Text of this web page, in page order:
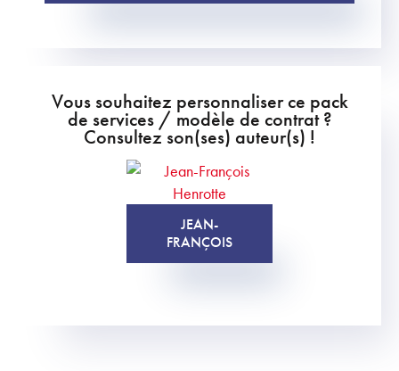
Vous souhaitez personnaliser ce pack
de services / modèle de contrat ?
Consultez son(ses) auteur(s) !
JEAN-
FRANÇOIS